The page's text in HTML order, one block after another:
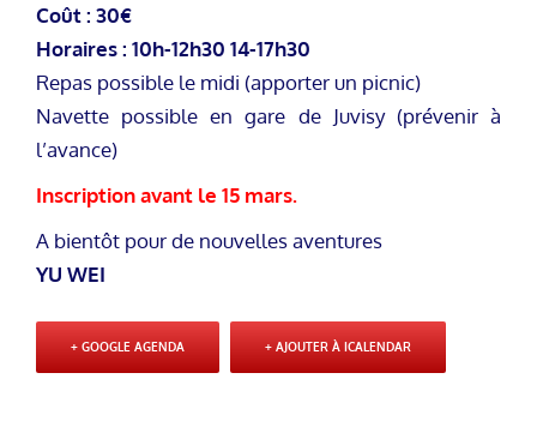
Coût : 30€
Horaires : 10h-12h30 14-17h30
Repas possible le midi (apporter un picnic)
Navette possible en gare de Juvisy (prévenir à
l’avance)
Inscription avant le 15 mars.
A bientôt pour de nouvelles aventures
YU WEI
+ GOOGLE AGENDA + AJOUTER À ICALENDAR